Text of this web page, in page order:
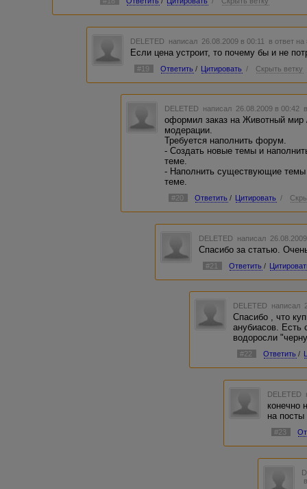
DELETED написал 26.08.2009 в 00:11 в ответ на
Если цена устроит, то почему бы и не
#19 Ответить / Цитировать / Скрыть ветку
DELETED написал 26.08.2009 в 00:42
оформил заказ на Животный мир
модерации.
Требуется наполнить форум.
- Создать новые темы и
теме.
- Наполнить существующие
теме.
#20 Ответить / Цитировать /
DELETED написал
Спасибо за статью.
#21 Ответить /
DELETED написал
Спасибо , что
анубиасов. Есть
водоросли
#22 Ответить /
DELETED
конечно
на
#23